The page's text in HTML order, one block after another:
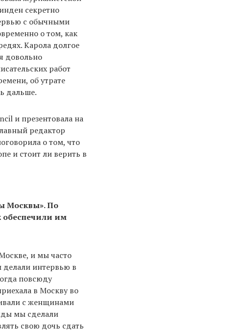
секретно
с обычными
о том, как
Карола долгое
довольно
работ
об утрате
дальше.
и презентовала на
редактор
о том, что
и стоит ли верить в
Москвы». По
обеспечили им
и мы часто
делали интервью в
повсюду
в Москву во
с женщинами
мы сделали
свою дочь сдать